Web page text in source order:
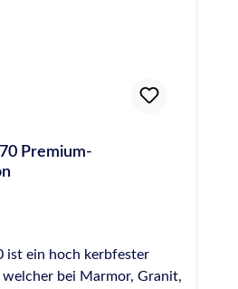
Premium-
ist ein hoch kerbfester
bei Marmor, Granit,